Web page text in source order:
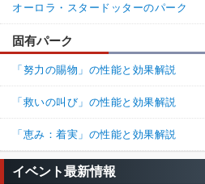
オーロラ・スタードッターのパーク
固有パーク
「努力の賜物」の性能と効果解説
「救いの叫び」の性能と効果解説
「恵み：着実」の性能と効果解説
イベント最新情報